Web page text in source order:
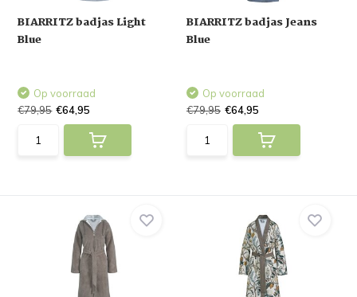
BIARRITZ badjas Light
Blue
Op voorraad
€79,95 €64,95
BIARRITZ badjas Jeans
Blue
Op voorraad
€79,95 €64,95